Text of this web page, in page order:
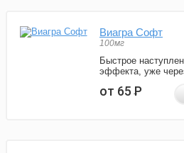
Виагра Софт
100мг
Быстрое
эффекта, уже
от 65Р